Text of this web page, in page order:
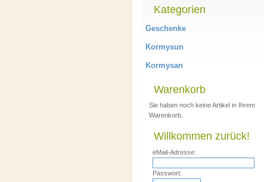
Kategorien
Geschenke
Kormysun
Kormysan
Warenkorb
Sie haben noch keine Artikel in Ihrem
Warenkorb.
Willkommen zurück!
eMail-Adresse:
Passwort: